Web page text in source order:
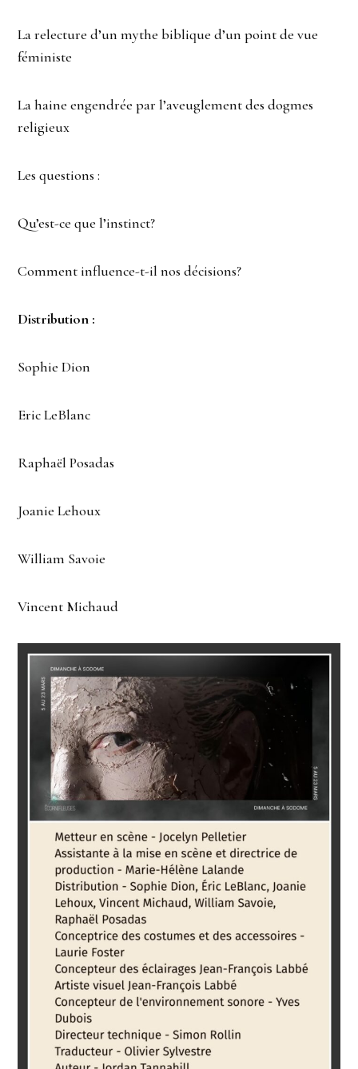
La relecture d’un mythe biblique d’un point de vue
féministe
La haine engendrée par l’aveuglement des dogmes
religieux
Les questions :
Qu’est-ce que l’instinct?
Comment influence-t-il nos décisions?
Distribution :
Sophie Dion
Eric LeBlanc
Raphaël Posadas
Joanie Lehoux
William Savoie
Vincent Michaud